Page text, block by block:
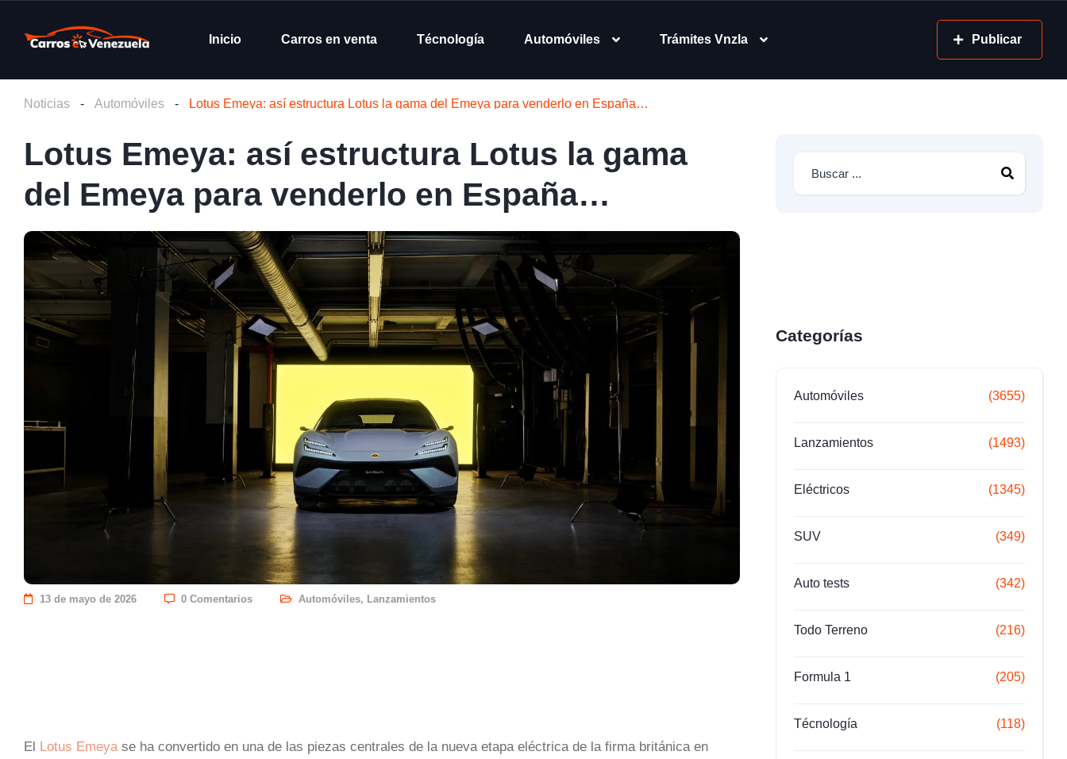
Inicio Carros en venta Técnología Automóviles Trámites Vnzla Publicar
Noticias - Automóviles - Lotus Emeya: así estructura Lotus la gama del Emeya para venderlo en España…
Lotus Emeya: así estructura Lotus la gama
del Emeya para venderlo en España…
13 de mayo de 2026 0 Comentarios Automóviles, Lanzamientos
El Lotus Emeya se ha convertido en una de las piezas centrales de la nueva etapa eléctrica de la firma británica en
Categorías
Automóviles (3655)
Lanzamientos (1493)
Eléctricos (1345)
SUV (349)
Auto tests (342)
Todo Terreno (216)
Formula 1 (205)
Técnología (118)